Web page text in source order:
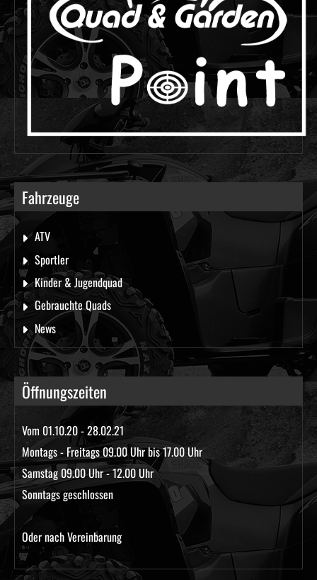
Fahrzeuge
ATV
Sportler
Kinder & Jugendquad
Gebrauchte Quads
News
Öffnungszeiten
Vom 01.10.20 - 28.02.21
Montags - Freitags 09.00 Uhr bis 17.00 Uhr
Samstag 09.00 Uhr - 12.00 Uhr
Sonntags geschlossen
Oder nach Vereinbarung